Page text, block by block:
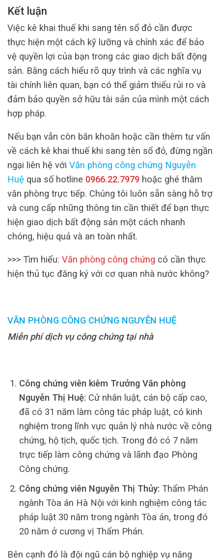
Kết luận
Việc kê khai thuế khi sang tên sổ đỏ cần được
thực hiện một cách kỹ lưỡng và chính xác để bảo
vệ quyền lợi của bạn trong các giao dịch bất động
sản. Bằng cách hiểu rõ quy trình và các nghĩa vụ
tài chính liên quan, bạn có thể giảm thiểu rủi ro và
đảm bảo quyền sở hữu tài sản của mình một cách
hợp pháp.
Nếu bạn vẫn còn băn khoăn hoặc cần thêm tư vấn
về cách kê khai thuế khi sang tên sổ đỏ, đừng ngần
ngại liên hệ với Văn phòng công chứng Nguyễn
Huệ qua số hotline 0966.22.7979 hoặc ghé thăm
văn phòng trực tiếp. Chúng tôi luôn sẵn sàng hỗ trợ
và cung cấp những thông tin cần thiết để bạn thực
hiện giao dịch bất động sản một cách nhanh
chóng, hiệu quả và an toàn nhất.
>>> Tìm hiểu: Văn phòng công chứng có cần thực
hiện thủ tục đăng ký với cơ quan nhà nước không?
VĂN PHÒNG CÔNG CHỨNG NGUYỄN HUỆ
Miễn phí dịch vụ công chứng tại nhà
Công chứng viên kiêm Trưởng Văn phòng
Nguyễn Thị Huệ: Cử nhân luật, cán bộ cấp cao,
đã có 31 năm làm công tác pháp luật, có kinh
nghiệm trong lĩnh vực quản lý nhà nước về công
chứng, hộ tịch, quốc tịch. Trong đó có 7 năm
trực tiếp làm công chứng và lãnh đạo Phòng
Công chứng.
Công chứng viên Nguyễn Thị Thủy: Thẩm Phán
ngành Tòa án Hà Nội với kinh nghiệm công tác
pháp luật 30 năm trong ngành Tòa án, trong đó
20 năm ở cương vị Thẩm Phán.
Bên cạnh đó là đội ngũ cán bộ nghiệp vụ năng